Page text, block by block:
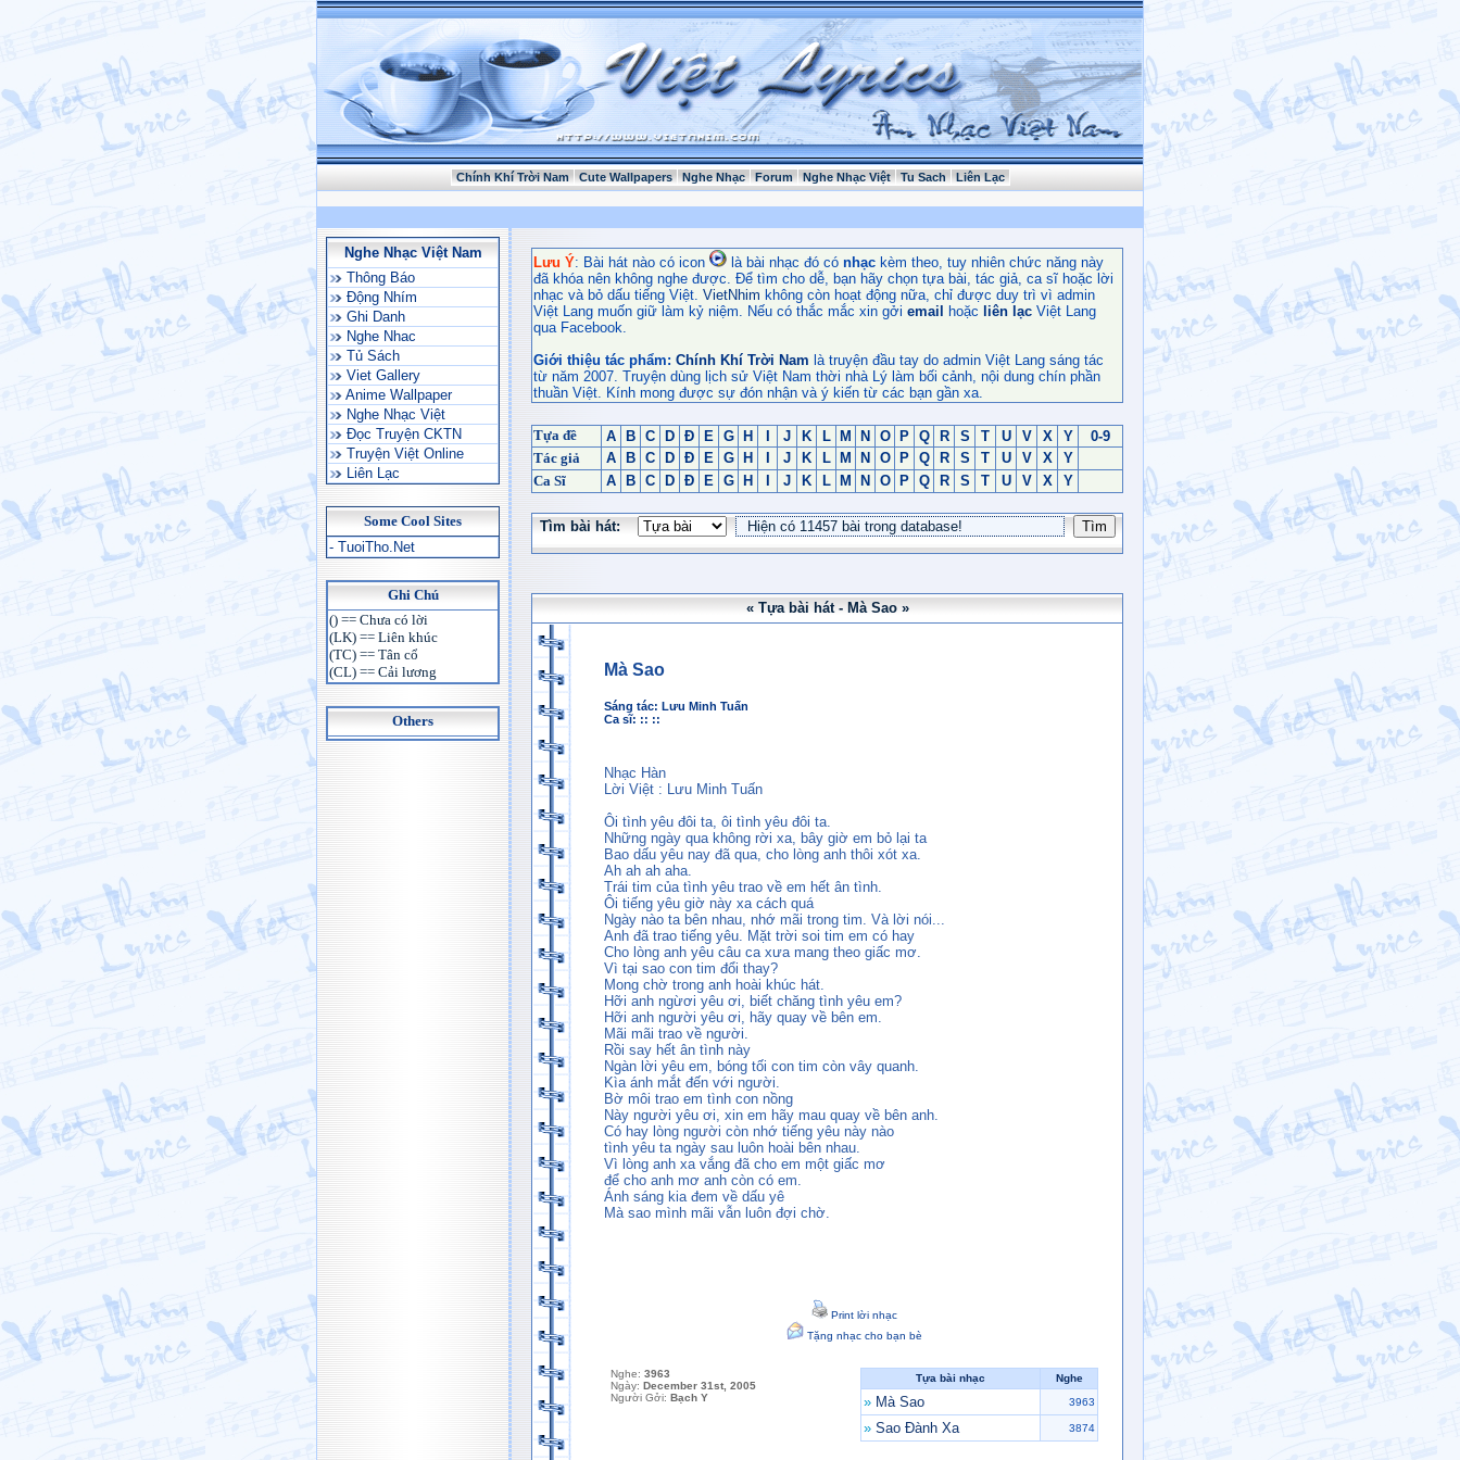
Chính Khí Trời Nam Cute Wallpapers Nghe Nhạc Forum Nghe Nhạc Việt Tu Sach Liên Lạc
Nghe Nhạc Việt Nam
Thông Báo
Động Nhím
Ghi Danh
Nghe Nhac
Tủ Sách
Viet Gallery
Anime Wallpaper
Nghe Nhạc Việt
Đọc Truyện CKTN
Truyện Việt Online
Liên Lạc
Some Cool Sites
- TuoiTho.Net
Ghi Chú
() == Chưa có lời
(LK) == Liên khúc
(TC) == Tân cổ
(CL) == Cải lương
Others
Lưu Ý: Bài hát nào có icon là bài nhạc đó có nhạc kèm theo, tuy nhiên chức năng này
đã khóa nên không nghe được. Để tìm cho dễ, bạn hãy chọn tựa bài, tác giả, ca sĩ hoặc lời
nhạc và bỏ dấu tiếng Việt. VietNhim không còn hoạt động nữa, chỉ được duy trì vì admin
Việt Lang muốn giữ làm kỷ niệm. Nếu có thắc mắc xin gởi email hoặc liên lạc Việt Lang
qua Facebook.
Giới thiệu tác phẩm: Chính Khí Trời Nam là truyện đầu tay do admin Việt Lang sáng tác
từ năm 2007. Truyện dùng lịch sử Việt Nam thời nhà Lý làm bối cảnh, nội dung chín phần
thuần Việt. Kính mong được sự đón nhận và ý kiến từ các bạn gần xa.
Tựa đề A B C D Đ E G H J K L M N O P Q R S T U V X Y
0-9
Tác giả
A B C D Đ E G H J K L M N O P Q R S T U V X
Y
Ca Sĩ
A B C D Đ E G H J K L M N O P Q R S T U V X Y
Tìm bài hát:
« Tựa bài hát - Mà Sao »
Mà Sao
Sáng tác: Lưu Minh Tuấn
Ca sĩ: :: ::
Nhạc Hàn
Lời Việt : Lưu Minh Tuấn
Ôi tình yêu đôi ta, ôi tình yêu đôi ta.
Những ngày qua không rời xa, bây giờ em bỏ lại ta
Bao dấu yêu nay đã qua, cho lòng anh thôi xót xa.
Ah ah ah aha.
Trái tim của tình yêu trao về em hết ân tình.
Ôi tiếng yêu giờ này xa cách quá
Ngày nào ta bên nhau, nhớ mãi trong tim. Và lời nói...
Anh đã trao tiếng yêu. Mặt trời soi tim em có hay
Cho lòng anh yêu câu ca xưa mang theo giấc mơ.
Vì tại sao con tim đổi thay?
Mong chờ trong anh hoài khúc hát.
Hỡi anh ngừơi yêu ơi, biết chăng tình yêu em?
Hỡi anh người yêu ơi, hãy quay về bên em.
Mãi mãi trao về người.
Rồi say hết ân tình này
Ngàn lời yêu em, bóng tối con tim còn vây quanh.
Kìa ánh mắt đến với người.
Bờ môi trao em tình con nồng
Này người yêu ơi, xin em hãy mau quay về bên anh.
Có hay lòng người còn nhớ tiếng yêu này nào
tình yêu ta ngày sau luôn hoài bên nhau.
Vì lòng anh xa vắng đã cho em một giấc mơ
để cho anh mơ anh còn có em.
Ánh sáng kia đem về dấu yê
Mà sao mình mãi vẫn luôn đợi chờ.
Print lời nhạc
Tặng nhạc cho bạn bè
Nghe: 3963
Ngày: December 31st, 2005
Người Gởi: Bạch Y
Tựa bài nhạc Nghe
» Mà Sao 3963
» Sao Đành Xa 3874